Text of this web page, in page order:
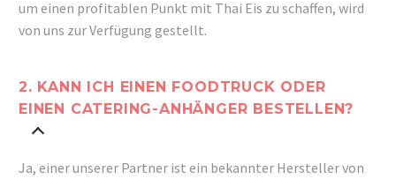
um einen profitablen Punkt mit Thai Eis zu schaffen, wird
von uns zur Verfügung gestellt.
2. KANN ICH EINEN FOODTRUCK ODER
EINEN CATERING-ANHÄNGER BESTELLEN?
Ja, einer unserer Partner ist ein bekannter Hersteller von